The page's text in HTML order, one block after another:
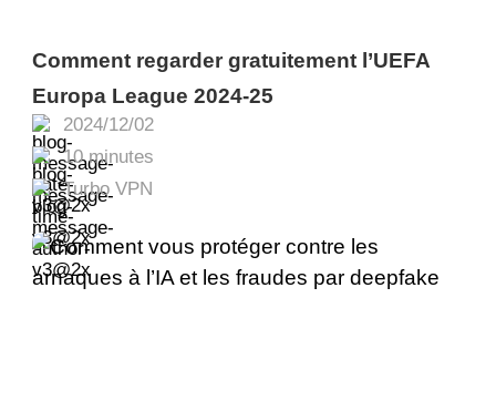
2024/12/02
10 minutes
Turbo VPN
Comment regarder gratuitement l’UEFA
Europa League 2024-25